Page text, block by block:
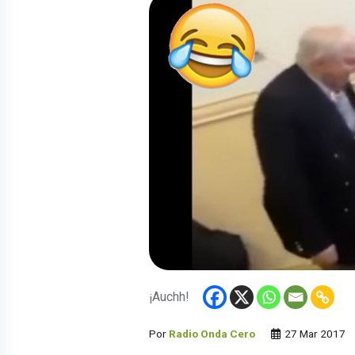
¡Auchh!
Por Radio Onda Cero 27 Mar 2017